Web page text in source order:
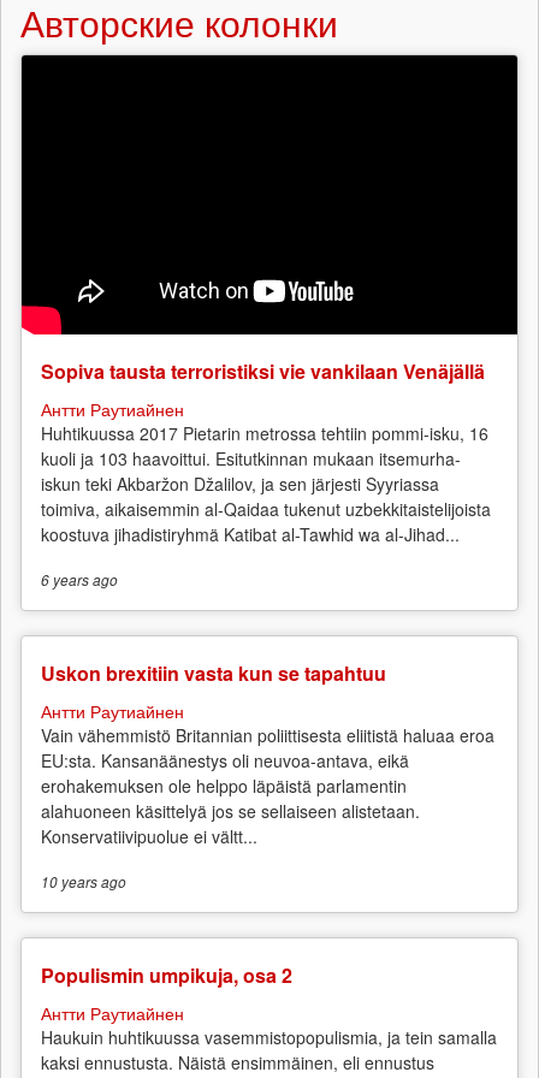
Авторские колонки
Sopiva tausta terroristiksi vie vankilaan Venäjällä
Антти Раутиайнен
Huhtikuussa 2017 Pietarin metrossa tehtiin pommi-isku, 16
kuoli ja 103 haavoittui. Esitutkinnan mukaan itsemurha-
iskun teki Akbaržon Džalilov, ja sen järjesti Syyriassa
toimiva, aikaisemmin al-Qaidaa tukenut uzbekkitaistelijoista
koostuva jihadistiryhmä Katibat al-Tawhid wa al-Jihad...
6 yearsago
Uskon brexitiin vasta kun se tapahtuu
Антти Раутиайнен
Vain vähemmistö Britannian poliittisesta eliitistä haluaa eroa
EU:sta. Kansanäänestys oli neuvoa-antava, eikä
erohakemuksen ole helppo läpäistä parlamentin
alahuoneen käsittelyä jos se sellaiseen alistetaan.
Konservatiivipuolue ei vältt...
10 yearsago
Populismin umpikuja, osa 2
Антти Раутиайнен
Haukuin huhtikuussa vasemmistopopulismia, ja tein samalla
kaksi ennustusta. Näistä ensimmäinen, eli ennustus